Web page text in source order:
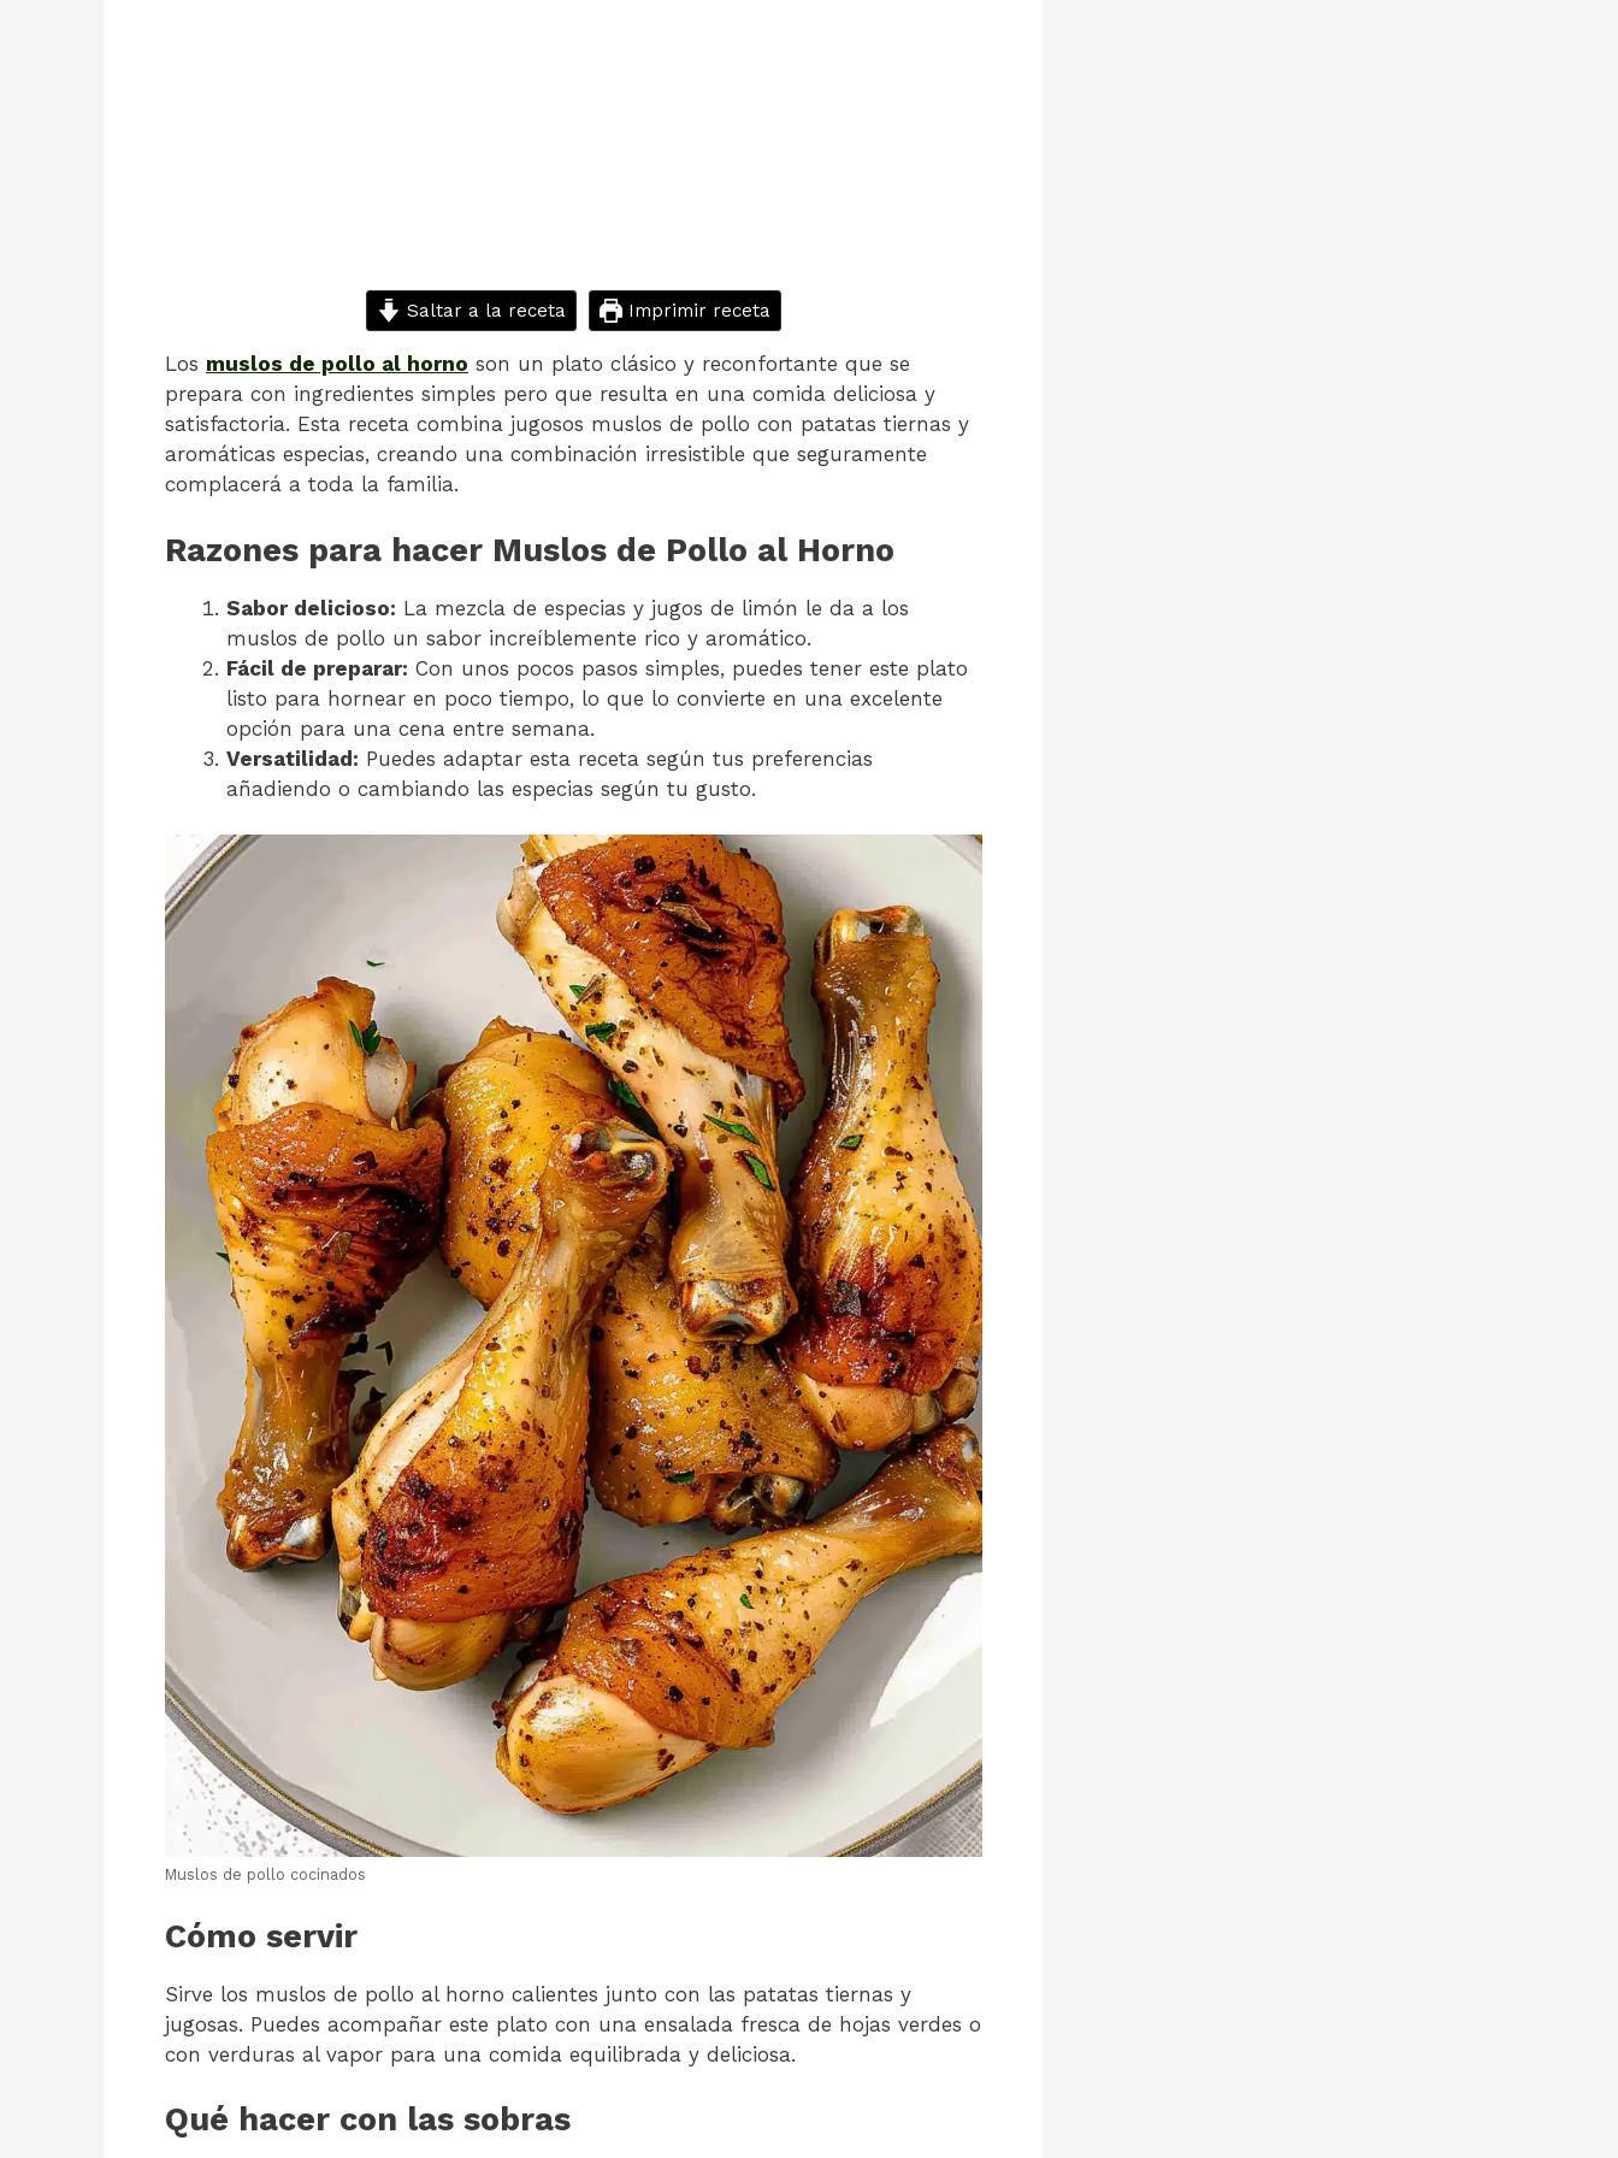
Saltar a la receta Imprimir receta
Los muslos de pollo al horno son un plato clásico y reconfortante que se
prepara con ingredientes simples pero que resulta en una comida deliciosa y
satisfactoria. Esta receta combina jugosos muslos de pollo con patatas tiernas y
aromáticas especias, creando una combinación irresistible que seguramente
complacerá a toda la familia.
Razones para hacer Muslos de Pollo al Horno
Sabor delicioso: La mezcla de especias y jugos de limón le da a los
muslos de pollo un sabor increíblemente rico y aromático.
Fácil de preparar: Con unos pocos pasos simples, puedes tener este plato
listo para hornear en poco tiempo, lo que lo convierte en una excelente
opción para una cena entre semana.
Versatilidad: Puedes adaptar esta receta según tus preferencias
añadiendo o cambiando las especias según tu gusto.
Muslos de pollo cocinados
Cómo servir
Sirve los muslos de pollo al horno calientes junto con las patatas tiernas y
jugosas. Puedes acompañar este plato con una ensalada fresca de hojas verdes o
con verduras al vapor para una comida equilibrada y deliciosa.
Qué hacer con las sobras